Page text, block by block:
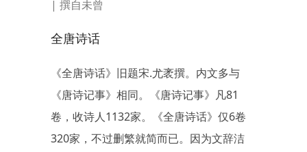
| 撰自未曾
全唐诗话
《全唐诗话》旧题宋.尤袤撰。内文多与
《唐诗记事》相同。《唐诗记事》凡81
卷，收诗人1132家。《全唐诗话》仅6卷
320家，不过删繁就简而已。因为文辞洁